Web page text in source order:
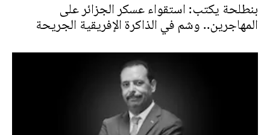
بنطلحة يكتب: استقواء عسكر الجزائر على
المهاجرين.. وشم في الذاكرة الإفريقية الجريحة